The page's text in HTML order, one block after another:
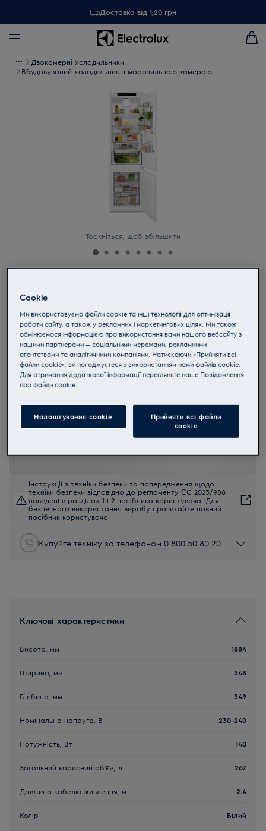
Доставка від 1,20 грн
Двокамерні холодильники
Вбудовуваний холодильник з морозильною камерою
Торкніться, щоб збільшити
No-Frost Вбудовуваний
холодильник з морозильною
камерою 188.4 см
4.9 (63)
EU керівництво
Переваги
соковитість вашої їжі.
розморожування.
MultiSpace — розумне рішення для будь-яких потреб.
Інструкції з техніки безпеки та попередження щодо
техніки безпеки відповідно до регламенту ЄС 2023/988
наведені в розділах 1 і 2 посібника користувача. Для
безпечного використання виробу прочитайте повний
посібник користувача.
Купуйте техніку за телефоном 0 800 50 80 20
Ключові характеристики
Висота, мм 1884
Ширина, мм 548
Глибина, мм 549
Номінальна напруга, В 230-240
Потужність, Вт 140
Загальний корисний об'єм, л 267
Довжина кабелю живлення, м 2.4
Колір Білий
Cookie
Ми використовуємо файли cookie та інші технології для оптимізації
роботи сайту, а також у рекламних і маркетингових цілях. Ми також
обмінюємося інформацією про використання вами нашого вебсайту з
нашими партнерами — соціальними мережами, рекламними
агентствами та аналітичними компаніями. Натискаючи «Прийняти всі
файли cookie», ви погоджуєтеся з використанням нами файлів cookie.
Для отримання додаткової інформації перегляньте наше Пoвідомлення
прo файли cookie.
Налаштування cookie
Прийняти всі файли
сookie